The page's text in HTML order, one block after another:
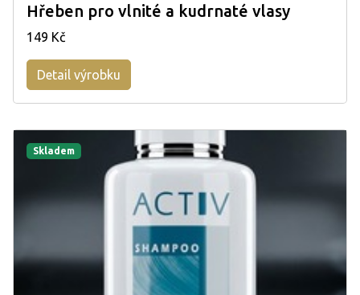
Hřeben pro vlnité a kudrnaté vlasy
149 Kč
Detail výrobku
Skladem